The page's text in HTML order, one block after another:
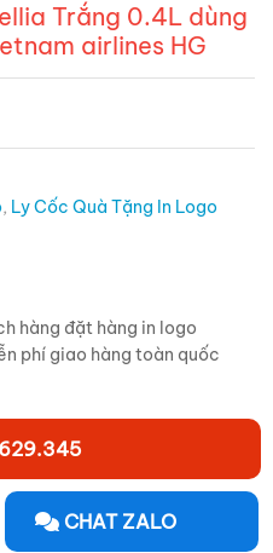
Trắng 0.4L dùng
airlines HG
, Ly Cốc Quà Tặng In Logo
hàng đặt hàng in logo
phí giao hàng toàn quốc
CHAT ZALO